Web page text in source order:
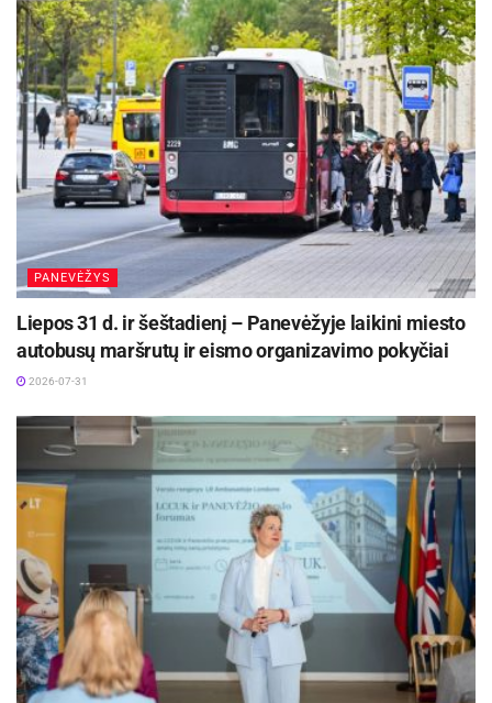
PANEVĖŽYS
Liepos 31 d. ir šeštadienį – Panevėžyje laikini miesto
autobusų maršrutų ir eismo organizavimo pokyčiai
2026-07-31